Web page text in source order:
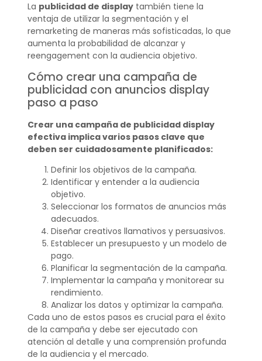
La publicidad de displaytambién tiene la
ventaja de utilizar la segmentación y el
remarketing de maneras más sofisticadas, lo que
aumenta la probabilidad de alcanzar y
reengagement con la audiencia objetivo.
Cómo crear una campaña de
publicidad con anuncios display
paso a paso
Crear una campaña de publicidad display
efectiva implica varios pasos clave que
deben ser cuidadosamente planificados:
Definir los objetivos de la campaña.
Identificar y entender a la audiencia
objetivo.
Seleccionar los formatos de anuncios más
adecuados.
Diseñar creativos llamativos y persuasivos.
Establecer un presupuesto y un modelo de
pago.
Planificar la segmentación de la campaña.
Implementar la campaña y monitorear su
rendimiento.
Analizar los datos y optimizar la campaña.
Cada uno de estos pasos es crucial para el éxito
de la campaña y debe ser ejecutado con
atención al detalle y una comprensión profunda
de la audiencia y el mercado.